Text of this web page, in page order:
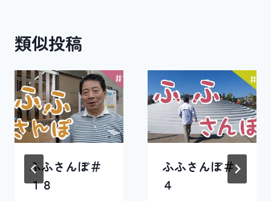
ゲ
ー
シ
ョ
ン
類似投稿
ふふさんぽ＃
１８
ふふさんぽ＃
４